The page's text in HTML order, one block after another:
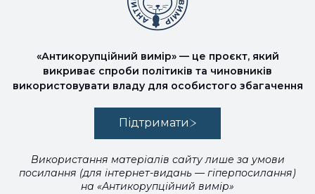
«Антикорупційний вимір» — це проєкт, який
викриває спроби політиків та чиновників
використовувати владу для особистого збагачення
Підтримати
Використання матеріалів сайту лише за умови
посилання (для інтернет-видань — гіперпосилання)
на «Антикорупційний вимір»